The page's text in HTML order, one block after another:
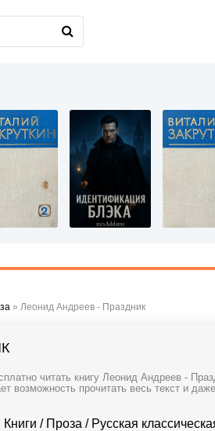
» Леонид Андреев - Праздник
читать книгу Леонид Андреев -
возможность прочитать весь текст и
Книги / Проза / Русская